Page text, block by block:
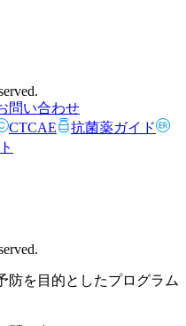
問い合わせ
CTCAE
抗菌薬ガイド
を目的としたプログラム